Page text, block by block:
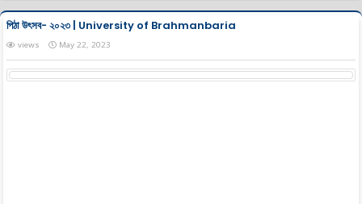
পিঠা উৎসব- ২০২৩ | University of Brahmanbaria
views May 22, 2023